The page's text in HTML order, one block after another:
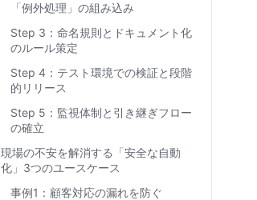
「例外処理」の組み込み
Step 3：命名規則とドキュメント化
のルール策定
Step 4：テスト環境での検証と段階
的リリース
Step 5：監視体制と引き継ぎフロー
の確立
現場の不安を解消する「安全な自動
化」3つのユースケース
事例1：顧客対応の漏れを防ぐ